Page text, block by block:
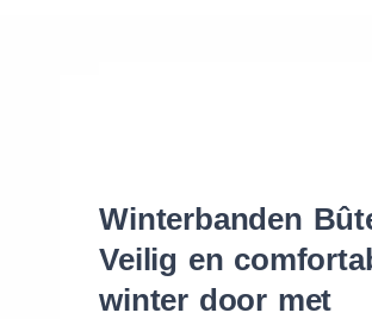
Winterbanden
Veilig en
winter door met